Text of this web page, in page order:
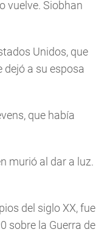
vuelve. Siobhan
Unidos, que
a su esposa
que había
murió al dar a luz.
del siglo XX, fue
sobre la Guerra de